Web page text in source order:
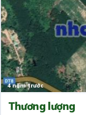
4 năm trước
Thương lượng